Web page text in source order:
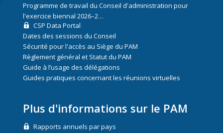
Programme de travail du Conseil d'administration pour
l'exercice biennal 2026–2…
CSP Data Portal
Dates des sessions du Conseil
Sécurité pour l'accès au Siège du PAM
Règlement général et Statut du PAM
Guide à l’usage des délégations
Guides pratiques concernant les réunions virtuelles
Plus d'informations sur le PAM
Rapports annuels par pays